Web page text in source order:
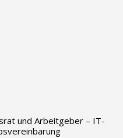
und Arbeitgeber – IT-